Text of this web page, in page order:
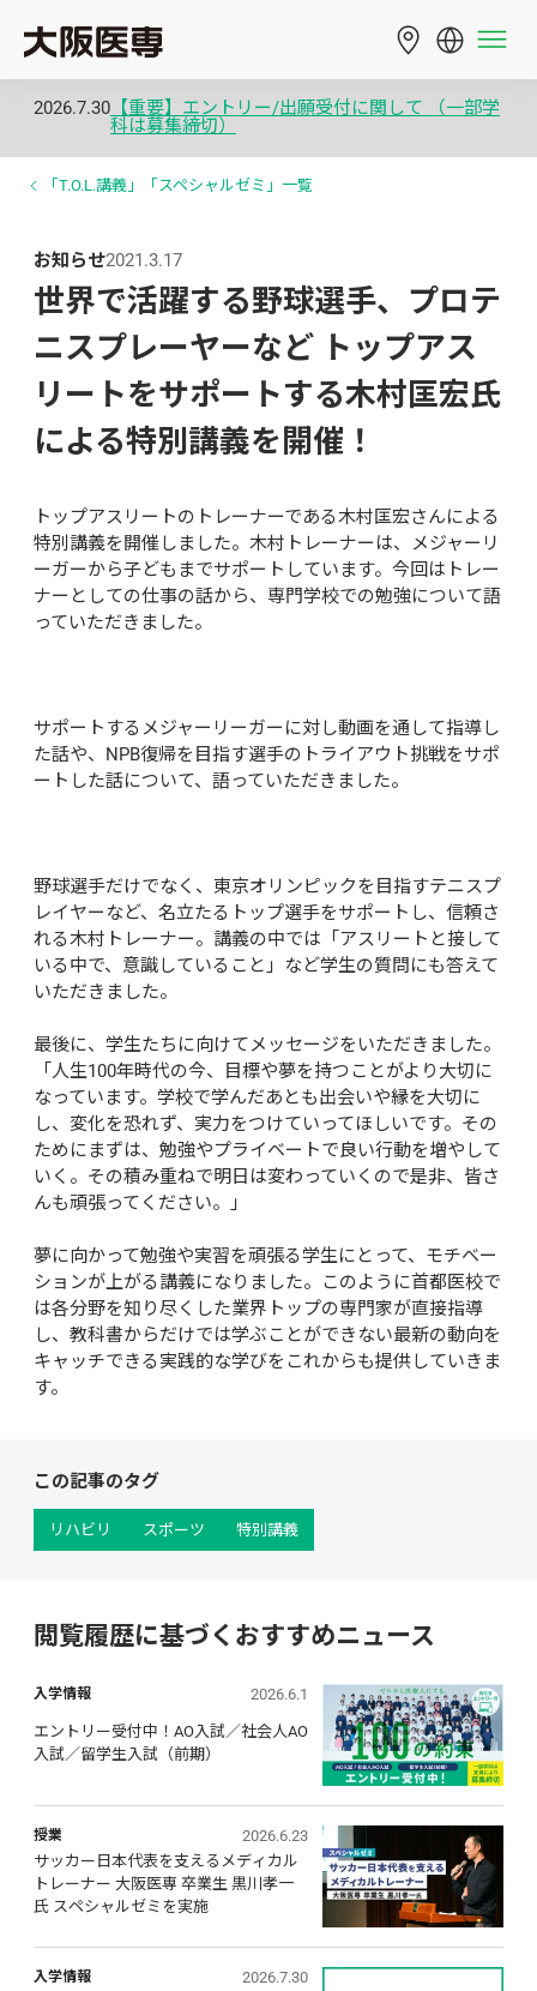
2026.7.30 【重要】エントリー/出願受付に関して （一部学
科は募集締切）
「T.O.L.講義」「スペシャルゼミ」一覧
お知らせ2021.3.17
世界で活躍する野球選手、プロテ
ニスプレーヤーなど トップアス
リートをサポートする木村匡宏氏
による特別講義を開催！
トップアスリートのトレーナーである木村匡宏さんによる
特別講義を開催しました。木村トレーナーは、メジャーリ
ーガーから子どもまでサポートしています。今回はトレー
ナーとしての仕事の話から、専門学校での勉強について語
っていただきました。
サポートするメジャーリーガーに対し動画を通して指導し
た話や、NPB復帰を目指す選手のトライアウト挑戦をサポ
ートした話について、語っていただきました。
野球選手だけでなく、東京オリンピックを目指すテニスプ
レイヤーなど、名立たるトップ選手をサポートし、信頼さ
れる木村トレーナー。講義の中では「アスリートと接して
いる中で、意識していること」など学生の質問にも答えて
いただきました。
最後に、学生たちに向けてメッセージをいただきました。
「人生100年時代の今、目標や夢を持つことがより大切に
なっています。学校で学んだあとも出会いや縁を大切に
し、変化を恐れず、実力をつけていってほしいです。その
ためにまずは、勉強やプライベートで良い行動を増やして
いく。その積み重ねで明日は変わっていくので是非、皆さ
んも頑張ってください。」
夢に向かって勉強や実習を頑張る学生にとって、モチベー
ションが上がる講義になりました。このように首都医校で
は各分野を知り尽くした業界トップの専門家が直接指導
し、教科書からだけでは学ぶことができない最新の動向を
キャッチできる実践的な学びをこれからも提供していきま
す。
この記事のタグ
リハビリ スポーツ 特別講義
閲覧履歴に基づくおすすめニュース
入学情報 2026.6.1
エントリー受付中！AO入試／社会人AO
入試／留学生入試（前期）
授業
2026.6.23
サッカー日本代表を支えるメディカル
トレーナー 大阪医専 卒業生 黒川孝一
氏 スペシャルゼミを実施
入学情報 2026.7.30